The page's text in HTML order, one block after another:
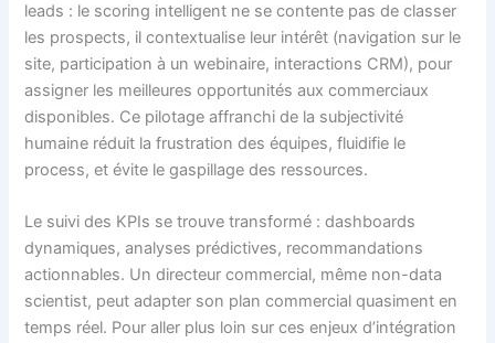
leads : le scoring intelligent ne se contente pas de classer
les prospects, il contextualise leur intérêt (navigation sur le
site, participation à un webinaire, interactions CRM), pour
assigner les meilleures opportunités aux commerciaux
disponibles. Ce pilotage affranchi de la subjectivité
humaine réduit la frustration des équipes, fluidifie le
process, et évite le gaspillage des ressources.
Le suivi des KPIs se trouve transformé : dashboards
dynamiques, analyses prédictives, recommandations
actionnables. Un directeur commercial, même non-data
scientist, peut adapter son plan commercial quasiment en
temps réel. Pour aller plus loin sur ces enjeux d’intégration